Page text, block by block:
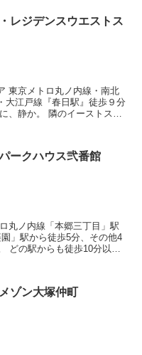
レジデンスウエストス
北
大江戸線『春日駅』徒歩９分
ークハウス弐番館
」駅から徒歩5分、その他4
ゾン大塚仲町